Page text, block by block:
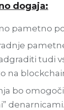
dogaja:
pametno
tudi
na
bo
denarnicami.